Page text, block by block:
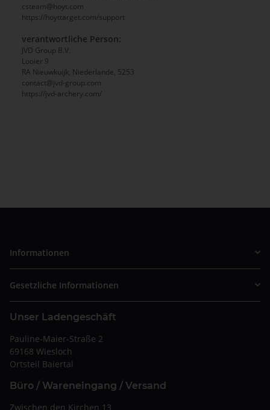
csteam@hoyt.com
https://hoyttarget.com/support
verantwortliche Person:
JVD Group B.V.
Looier 9
RA Nieuwkuijk, Niederlande, 5253
contact@jvd-group.com
https://jvd-archery.com/
Informationen
Gesetzliche Informationen
Unser Ladengeschäft
Pauline-Maier-Straße 2
69168 Wiesloch
Ortsteil Baiertal
Büro / Wareneingang / Versand
Zwischen den Kirchen 13